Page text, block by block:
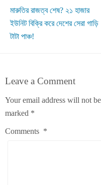
মারুতির রাজত্ব শেষ? ২১ হাজার
ইউনিট বিক্রি করে দেশের সেরা গাড়ি
টাটা পাঞ্চ!
Leave a Comment
Your email address will not
marked *
Comments *